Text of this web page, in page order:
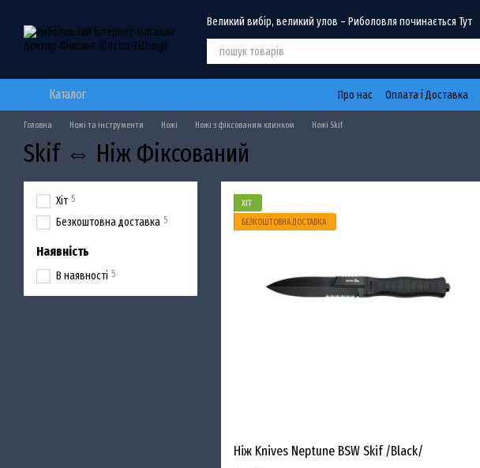
Великий вибір, великий улов – Риболовля починається Тут
Каталог Про нас Оплата і Доставка
Головна Ножі та інструменти Ножі Ножі з фіксованим клинком Ножі Skif
Skif ⇔ Ніж Фіксований
ХІТ
БЕЗКОШТОВНА ДОСТАВКА
Ніж Knives Neptune BSW Skif /Black/
Хіт 5
Безкоштовна доставка 5
Наявність
В наявності 5